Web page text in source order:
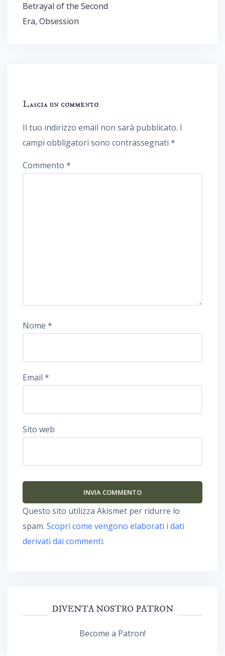
Betrayal of the Second
Era, Obsession
Lascia un commento
Il tuo indirizzo email non sarà pubblicato. I
campi obbligatori sono contrassegnati *
Commento *
Nome *
Email *
Sito web
Questo sito utilizza Akismet per ridurre lo
spam. Scopri come vengono elaborati i dati
derivati dai commenti.
DIVENTA NOSTRO PATRON
Become a Patron!